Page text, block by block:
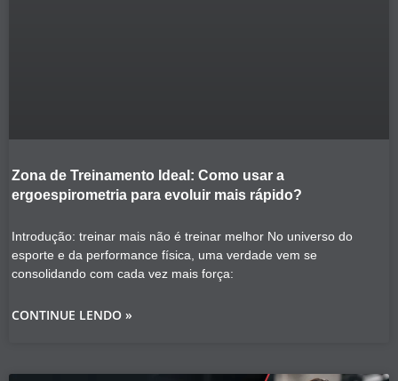
Zona de Treinamento Ideal: Como usar a
ergoespirometria para evoluir mais rápido?
Introdução: treinar mais não é treinar melhor No universo do
esporte e da performance física, uma verdade vem se
consolidando com cada vez mais força:
CONTINUE LENDO »